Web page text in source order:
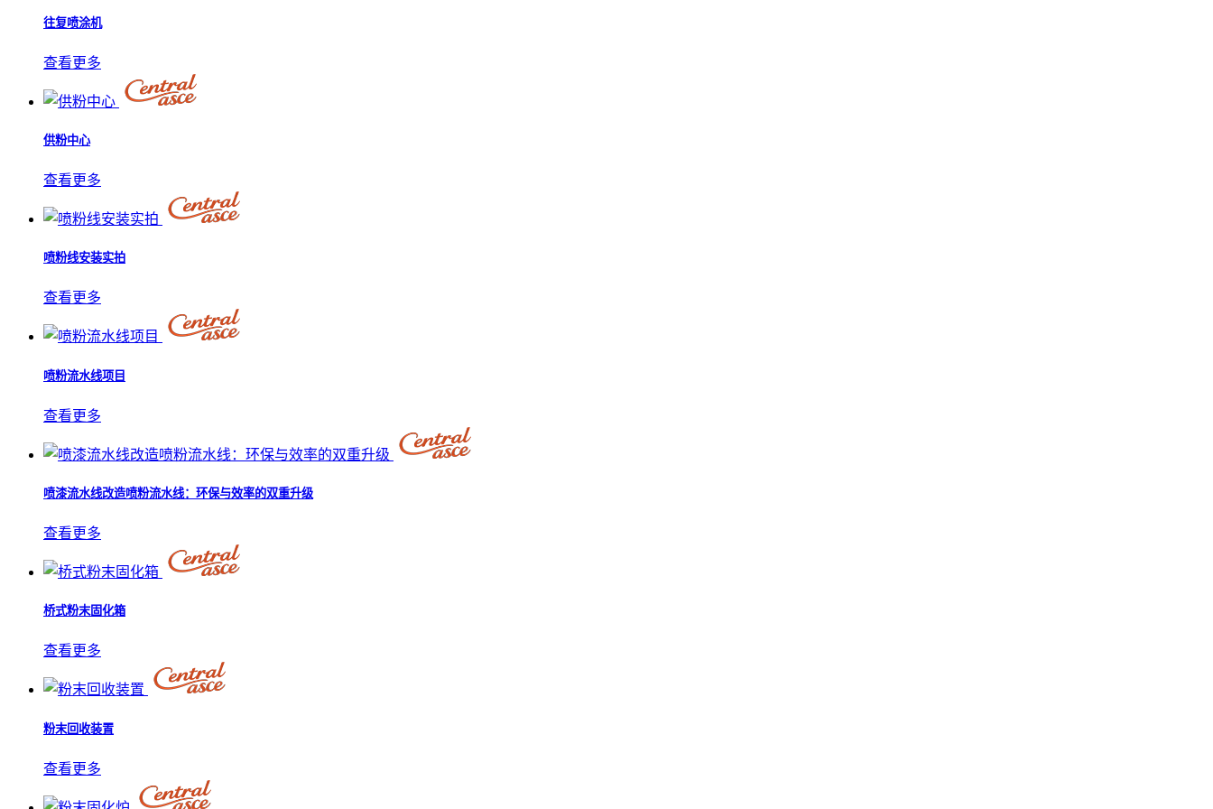
往复喷涂机
查看更多
供粉中心
查看更多
喷粉线安装实拍
查看更多
喷粉流水线项目
查看更多
喷漆流水线改造喷粉流水线：环保与效率的双重升级
查看更多
桥式粉末固化箱
查看更多
粉末回收装置
查看更多